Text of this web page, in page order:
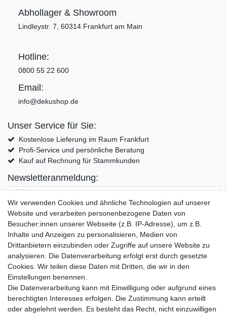
Abhollager & Showroom
Lindleystr. 7, 60314 Frankfurt am Main
Hotline:
0800 55 22 600
Email:
info@dekushop.de
Unser Service für Sie:
Kostenlose Lieferung im Raum Frankfurt
Profi-Service und persönliche Beratung
Kauf auf Rechnung für Stammkunden
Newsletteranmeldung:
E-MAIL **
Hiermit bestätige ich, dass ich die Daten­schutz­erklärung
Einwilligung kann ich jederzeit widerrufen.**
Abonnieren
** Hierbei handelt es sich um ein Pflichtfeld.
Widerrufs­recht Widerrufs­formular Impressum
Wir verwenden Cookies und ähnliche Technologien auf unserer
Website und verarbeiten personenbezogene Daten von
Besucher:innen unserer Webseite (z.B. IP-Adresse), um z.B.
Inhalte und Anzeigen zu personalisieren, Medien von
Drittanbietern einzubinden oder Zugriffe auf unsere Website zu
analysieren. Die Datenverarbeitung erfolgt erst durch gesetzte
Cookies. Wir teilen diese Daten mit Dritten, die wir in den
Einstellungen benennen.
Die Datenverarbeitung kann mit Einwilligung oder aufgrund eines
berechtigten Interesses erfolgen. Die Zustimmung kann erteilt
oder abgelehnt werden. Es besteht das Recht, nicht einzuwilligen